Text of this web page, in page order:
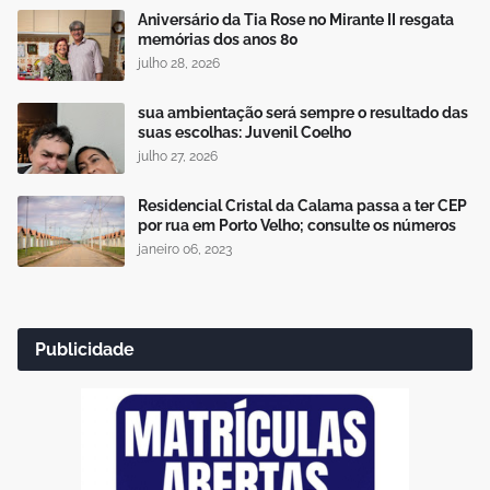
Aniversário da Tia Rose no Mirante II resgata
memórias dos anos 80
julho 28, 2026
sua ambientação será sempre o resultado das
suas escolhas: Juvenil Coelho
julho 27, 2026
Residencial Cristal da Calama passa a ter CEP
por rua em Porto Velho; consulte os números
janeiro 06, 2023
Publicidade